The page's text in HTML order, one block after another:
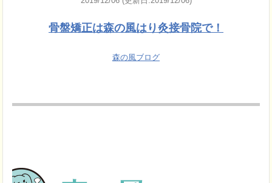
骨盤矯正は森の風はり灸接骨院で！
森の風ブログ